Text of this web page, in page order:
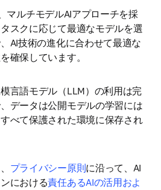
マルチモデルAIアプローチを採
スクに応じて最適なモデルを選
AI技術の進化に合わせて最適な
確保しています。
言語モデル（LLM）の利用は完
データは公開モデルの学習には
べて保護された環境に保存され
プライバシー原則に沿って、AI
における責任あるAIの活用およ